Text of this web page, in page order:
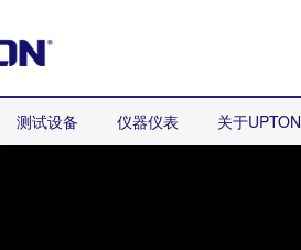
测试设备 仪器仪表 关于UPTON